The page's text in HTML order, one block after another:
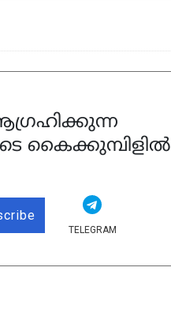
കൈക്കുമ്പിളിൽ
TELEGRAM